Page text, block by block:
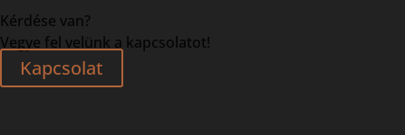
Kérdése van?
Vegye fel velünk a kapcsolatot!
Kapcsolat